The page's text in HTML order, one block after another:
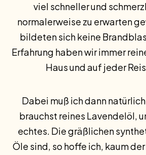
viel schneller und
normalerweise zu erwarten
bildeten sich keine
Erfahrung haben wir immer
Haus und auf jeder
Dabei muß ich dann
brauchst reines Lavendelöl,
echtes. Die gräßlichen
Öle sind, so hoffe ich, kaum